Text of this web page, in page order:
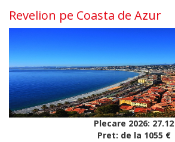
Revelion pe Coasta de Azur
Plecare 2026: 27.12
Pret: de la 1055 €